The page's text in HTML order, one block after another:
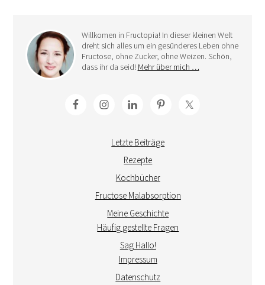
Willkomen in Fructopia! In dieser kleinen Welt
dreht sich alles um ein gesünderes Leben ohne
Fructose, ohne Zucker, ohne Weizen. Schön,
dass ihr da seid! Mehr über mich …
Letzte Beiträge
Rezepte
Kochbücher
Fructose Malabsorption
Meine Geschichte
Häufig gestellte Fragen
Sag Hallo!
Impressum
Datenschutz